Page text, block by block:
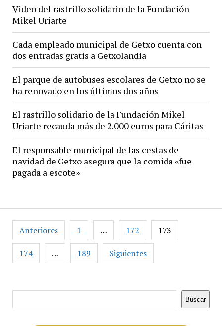
Video del rastrillo solidario de la Fundación
Mikel Uriarte
Cada empleado municipal de Getxo cuenta con
dos entradas gratis a Getxolandia
El parque de autobuses escolares de Getxo no se
ha renovado en los últimos dos años
El rastrillo solidario de la Fundación Mikel
Uriarte recauda más de 2.000 euros para Cáritas
El responsable municipal de las cestas de
navidad de Getxo asegura que la comida «fue
pagada a escote»
Paginación
de
entradas
Anteriores 1 … 172 173
174 … 189 Siguientes
Buscar